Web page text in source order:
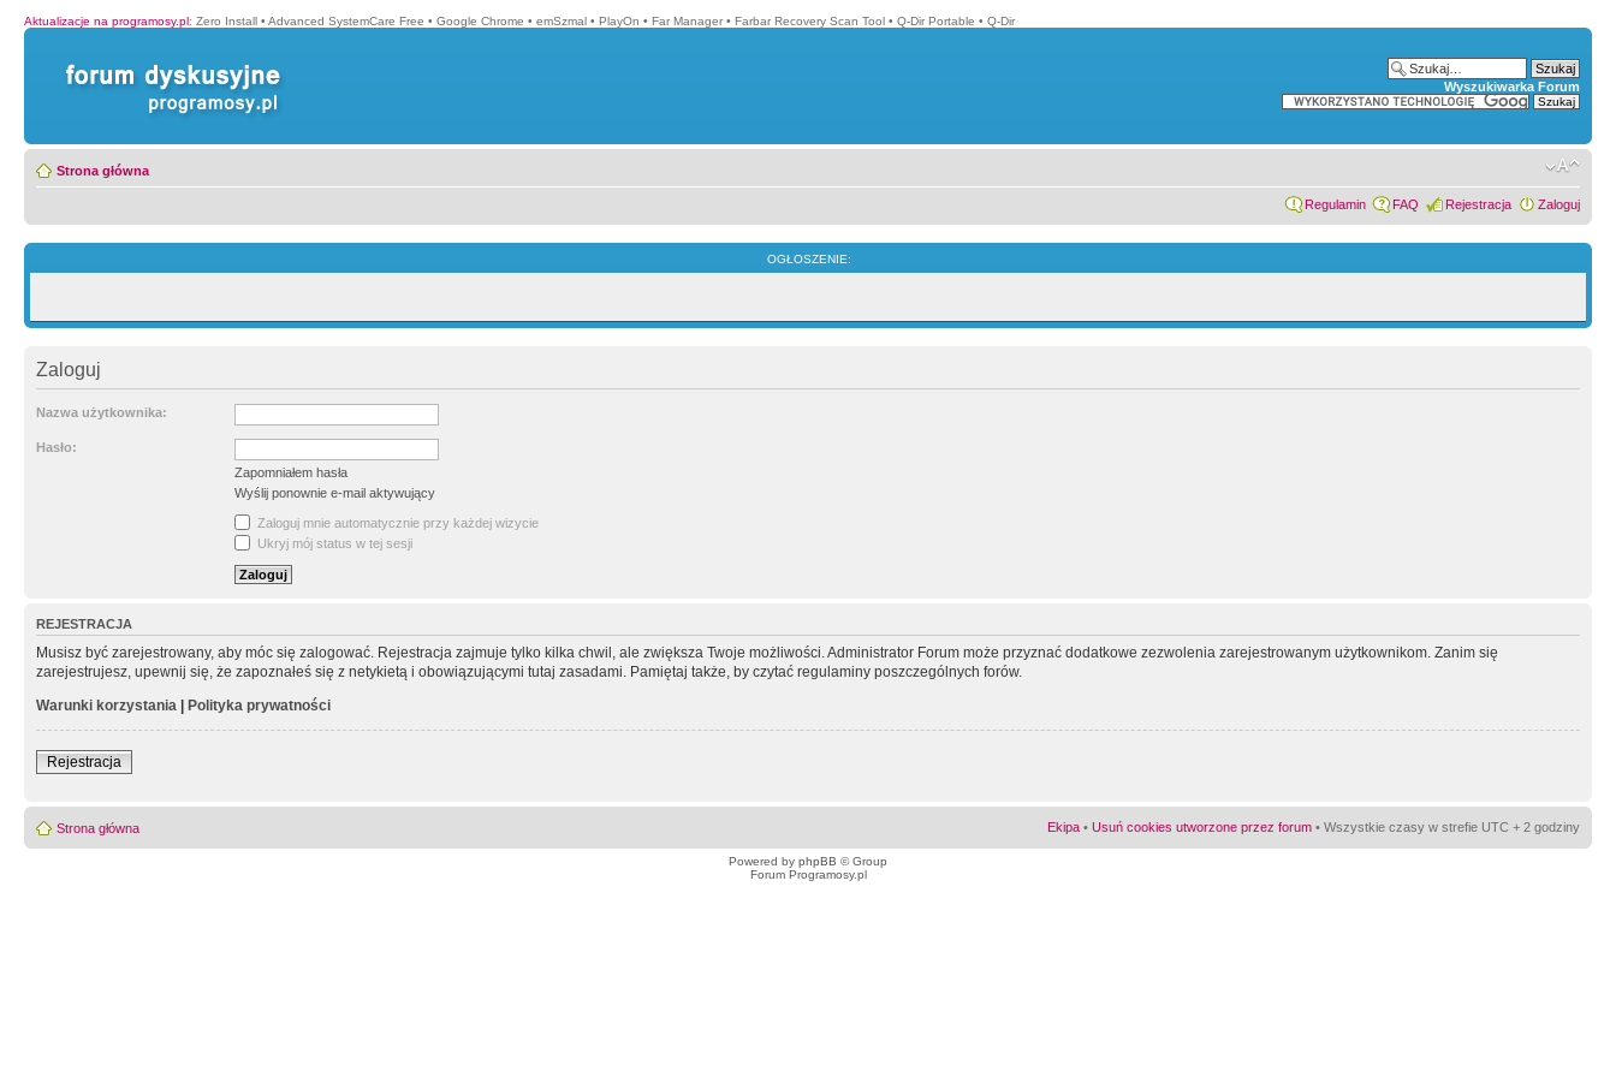
Aktualizacje na programosy.pl: Zero Install • Advanced SystemCare Free • Google Chrome • emSzmal • PlayOn • Far Manager • Farbar Recovery Scan Tool • Q-Dir Portable • Q-Dir
Wyszukiwarka Forum
Strona główna
Regulamin FAQ Rejestracja Zaloguj
OGŁOSZENIE:
Zaloguj
Nazwa użytkownika:
Hasło:
Zapomniałem hasła
Wyślij ponownie e-mail aktywujący
Zaloguj mnie automatycznie przy każdej wizycie
Ukryj mój status w tej sesji
REJESTRACJA
Musisz być zarejestrowany, aby móc się zalogować. Rejestracja zajmuje tylko kilka chwil, ale zwiększa Twoje możliwości. Administrator Forum może przyznać dodatkowe zezwolenia zarejestrowanym użytkownikom. Zanim się
zarejestrujesz, upewnij się, że zapoznałeś się z netykietą i obowiązującymi tutaj zasadami. Pamiętaj także, by czytać regulaminy poszczególnych forów.
Warunki korzystania | Polityka prywatności
Rejestracja
Strona główna Ekipa • Usuń cookies utworzone przez forum • Wszystkie czasy w strefie UTC + 2 godziny
Powered by phpBB © Group
Forum Programosy.pl